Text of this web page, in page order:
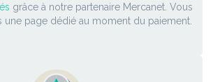
grâce à notre partenaire Mercanet. Vous
une page dédié au moment du paiement.